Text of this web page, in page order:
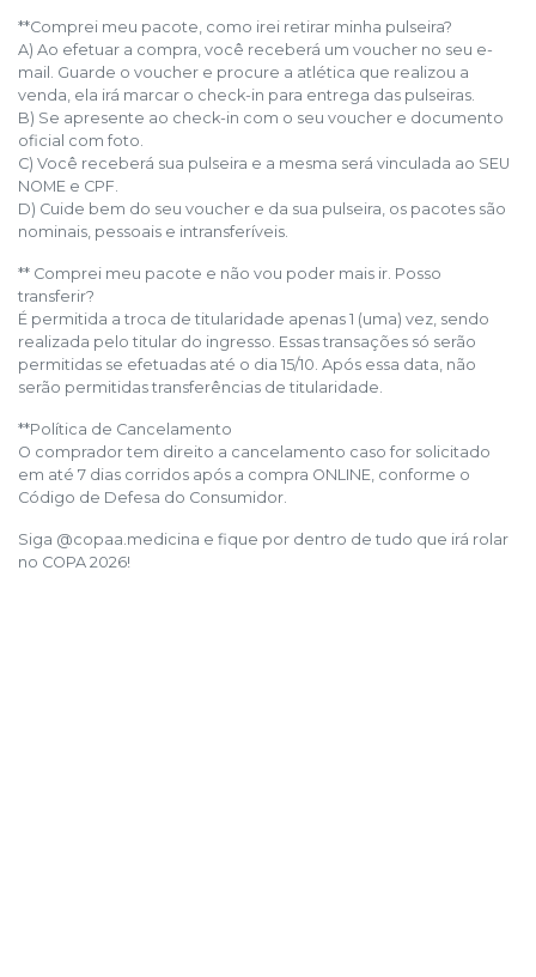
**Comprei meu pacote, como irei retirar minha pulseira?
A) Ao efetuar a compra, você receberá um voucher no seu e-
mail. Guarde o voucher e procure a atlética que realizou a
venda, ela irá marcar o check-in para entrega das pulseiras.
B) Se apresente ao check-in com o seu voucher e documento
oficial com foto.
C) Você receberá sua pulseira e a mesma será vinculada ao SEU
NOME e CPF.
D) Cuide bem do seu voucher e da sua pulseira, os pacotes são
nominais, pessoais e intransferíveis.
** Comprei meu pacote e não vou poder mais ir. Posso
transferir?
É permitida a troca de titularidade apenas 1 (uma) vez, sendo
realizada pelo titular do ingresso. Essas transações só serão
permitidas se efetuadas até o dia 15/10. Após essa data, não
serão permitidas transferências de titularidade.
**Política de Cancelamento
O comprador tem direito a cancelamento caso for solicitado
em até 7 dias corridos após a compra ONLINE, conforme o
Código de Defesa do Consumidor.
Siga @copaa.medicina e fique por dentro de tudo que irá rolar
no COPA 2026!